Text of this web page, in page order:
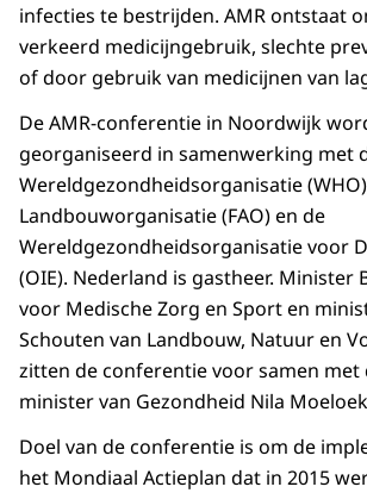
infecties te bestrijden. AMR ontstaat
verkeerd medicijngebruik, slechte
of door gebruik van medicijnen van
De AMR-conferentie in Noordwijk
georganiseerd in samenwerking met
Wereldgezondheidsorganisatie
Landbouworganisatie (FAO) en de
Wereldgezondheidsorganisatie voor
(OIE). Nederland is gastheer. Minister
voor Medische Zorg en Sport en
Schouten van Landbouw, Natuur en
zitten de conferentie voor samen met
minister van Gezondheid Nila
Doel van de conferentie is om de
het Mondiaal Actieplan dat in 2015